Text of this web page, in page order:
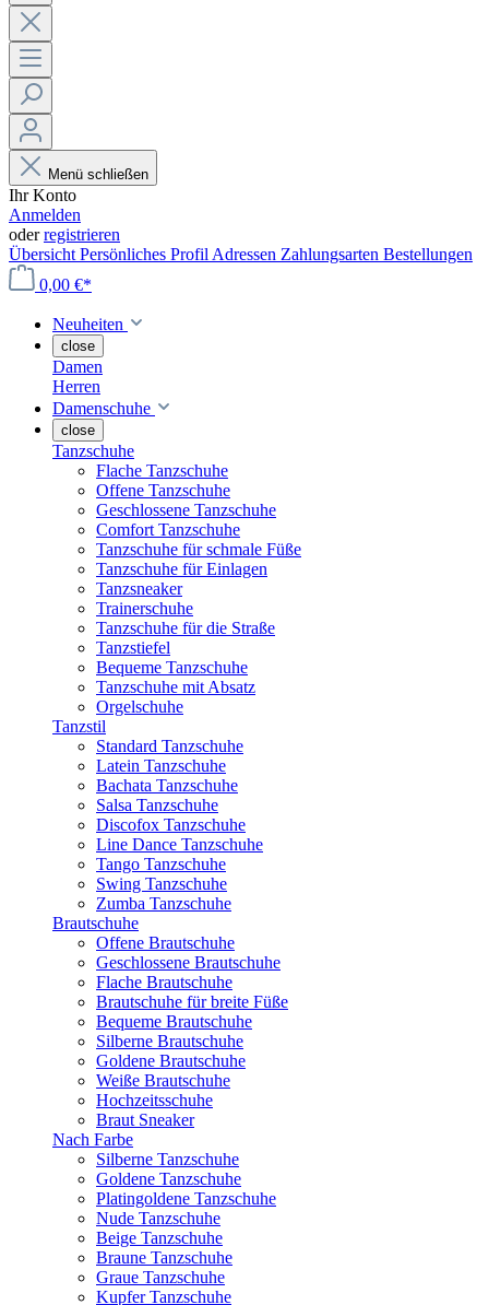
Menü schließen
Ihr Konto
Anmelden
oderregistrieren
Übersicht Persönliches Profil Adressen Zahlungsarten Bestellungen
0,00 €*
Neuheiten
close
Damen
Herren
Damenschuhe
close
Tanzschuhe
Flache Tanzschuhe
Offene Tanzschuhe
Geschlossene Tanzschuhe
Comfort Tanzschuhe
Tanzschuhe für schmale Füße
Tanzschuhe für Einlagen
Tanzsneaker
Trainerschuhe
Tanzschuhe für die Straße
Tanzstiefel
Bequeme Tanzschuhe
Tanzschuhe mit Absatz
Orgelschuhe
Tanzstil
Standard Tanzschuhe
Latein Tanzschuhe
Bachata Tanzschuhe
Salsa Tanzschuhe
Discofox Tanzschuhe
Line Dance Tanzschuhe
Tango Tanzschuhe
Swing Tanzschuhe
Zumba Tanzschuhe
Brautschuhe
Offene Brautschuhe
Geschlossene Brautschuhe
Flache Brautschuhe
Brautschuhe für breite Füße
Bequeme Brautschuhe
Silberne Brautschuhe
Goldene Brautschuhe
Weiße Brautschuhe
Hochzeitsschuhe
Braut Sneaker
Nach Farbe
Silberne Tanzschuhe
Goldene Tanzschuhe
Platingoldene Tanzschuhe
Nude Tanzschuhe
Beige Tanzschuhe
Braune Tanzschuhe
Graue Tanzschuhe
Kupfer Tanzschuhe